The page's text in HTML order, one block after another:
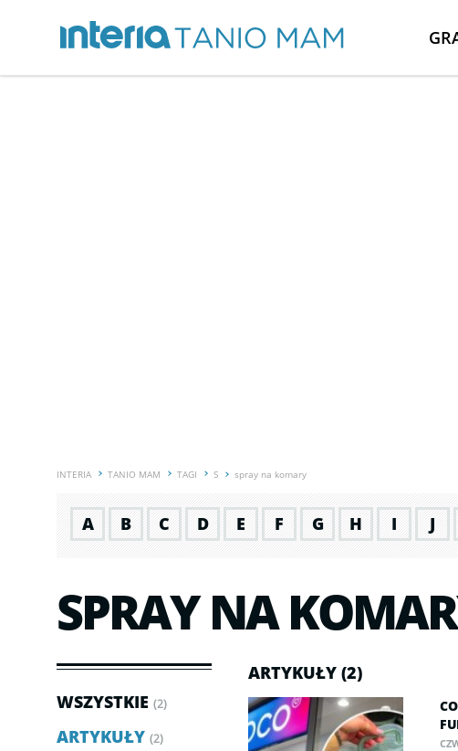
INTERIA TANIO MAM TAGI S spray na komary
A B C D E F G H I J
SPRAY NA
WSZYSTKIE (2)
ARTYKUŁY (2)
ARTYKUŁY (2)